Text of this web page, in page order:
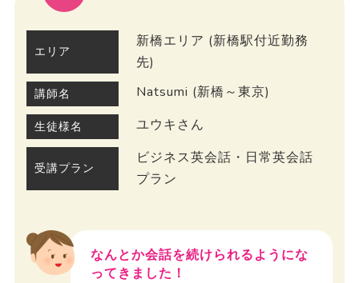
エリア
新橋エリア (新橋駅付近勤務
先)
講師名 Natsumi (新橋～東京)
生徒様名 ユウキさん
受講プラン
ビジネス英会話・日常英会話
プラン
なんとか会話を続けられるようにな
ってきました！